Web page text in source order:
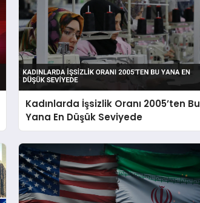
Kadınlarda İşsizlik Oranı 2005’ten Bu
Yana En Düşük Seviyede